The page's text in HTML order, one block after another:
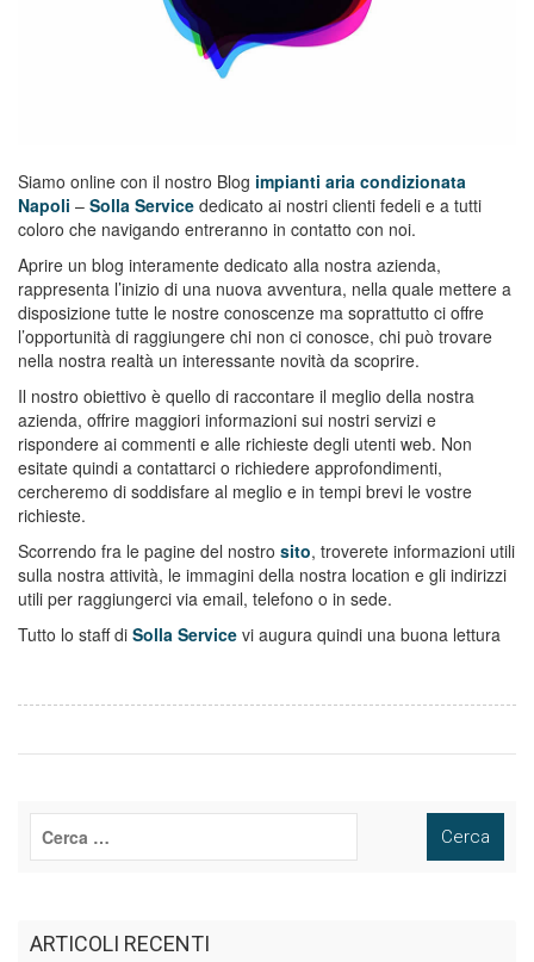
Siamo online con il nostro Blog impianti aria condizionata
Napoli – Solla Service dedicato ai nostri clienti fedeli e a tutti
coloro che navigando entreranno in contatto con noi.
Aprire un blog interamente dedicato alla nostra azienda,
rappresenta l’inizio di una nuova avventura, nella quale mettere a
disposizione tutte le nostre conoscenze ma soprattutto ci offre
l’opportunità di raggiungere chi non ci conosce, chi può trovare
nella nostra realtà un interessante novità da scoprire.
Il nostro obiettivo è quello di raccontare il meglio della nostra
azienda, offrire maggiori informazioni sui nostri servizi e
rispondere ai commenti e alle richieste degli utenti web. Non
esitate quindi a contattarci o richiedere approfondimenti,
cercheremo di soddisfare al meglio e in tempi brevi le vostre
richieste.
Scorrendo fra le pagine del nostro sito, troverete informazioni utili
sulla nostra attività, le immagini della nostra location e gli indirizzi
utili per raggiungerci via email, telefono o in sede.
Tutto lo staff di Solla Service vi augura quindi una buona lettura
ARTICOLI RECENTI